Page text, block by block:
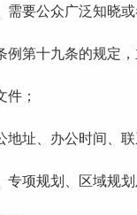
要公众广泛知晓
第十九条的规定
；
址、办公时间、联
项规划、区域规划